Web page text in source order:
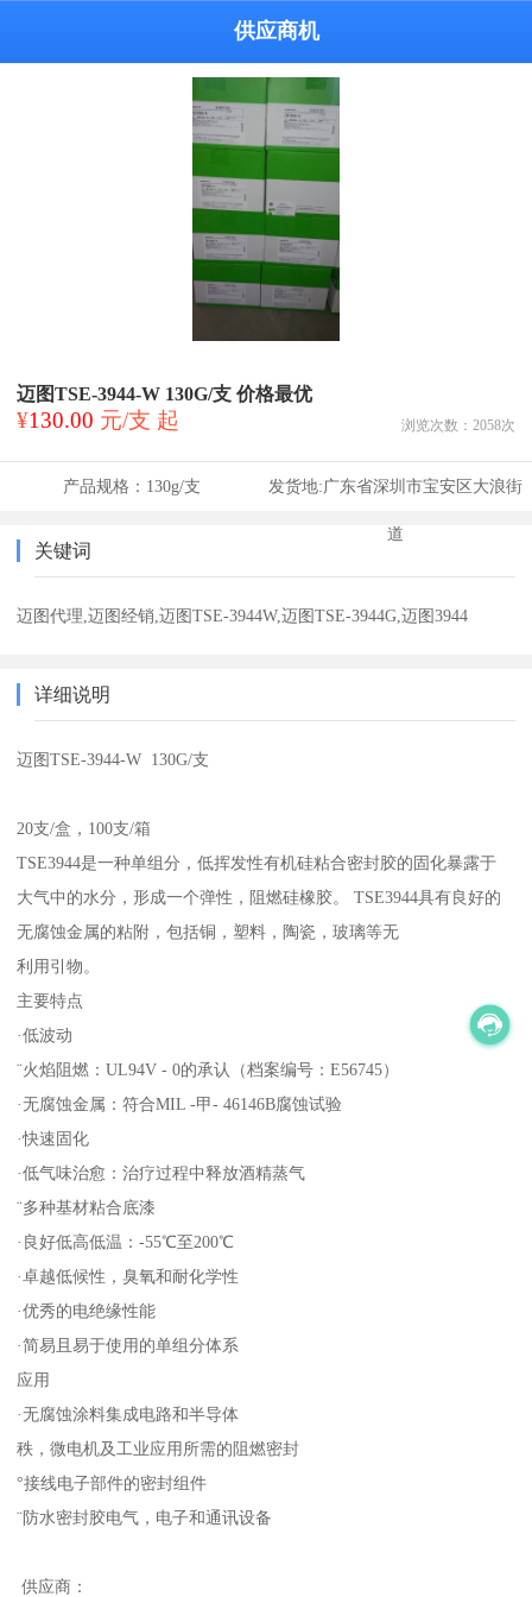
供应商机
迈图TSE-3944-W 130G/支 价格最优
¥130.00 元/支 起 浏览次数： 2058次
产品规格： 130g/支 发货地:广东省深圳市宝安区大浪街
道
关键词
迈图代理,迈图经销,迈图TSE-3944W,迈图TSE-3944G,迈图3944
详细说明
迈图TSE-3944-W 130G/支
20支/盒，100支/箱
TSE3944是一种单组分，低挥发性有机硅粘合密封胶的固化暴露于
大气中的水分，形成一个弹性，阻燃硅橡胶。 TSE3944具有良好的
无腐蚀金属的粘附，包括铜，塑料，陶瓷，玻璃等无
利用引物。
主要特点
·低波动
¨火焰阻燃：UL94V - 0的承认（档案编号：E56745）
·无腐蚀金属：符合MIL -甲- 46146B腐蚀试验
·快速固化
·低气味治愈：治疗过程中释放酒精蒸气
¨多种基材粘合底漆
·良好低高低温：-55℃至200℃
·卓越低候性，臭氧和耐化学性
·优秀的电绝缘性能
·简易且易于使用的单组分体系
应用
·无腐蚀涂料集成电路和半导体
秩，微电机及工业应用所需的阻燃密封
°接线电子部件的密封组件
¨防水密封胶电气，电子和通讯设备
供应商：